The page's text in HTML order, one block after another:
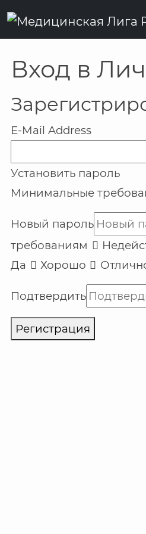
Вход в
E-Mail Address
Установить пароль
Минимальные
Новый пароль
требованиям
Да
Хорошо
Подтвердить
Регистрация